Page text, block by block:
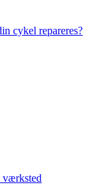
cykel repareres?
værksted